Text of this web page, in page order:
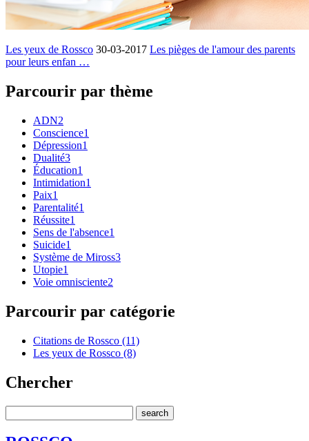
Les yeux de Rossco 30-03-2017 Les pièges de l'amour des parents
pour leurs enfan …
Parcourir par thème
ADN2
Conscience1
Dépression1
Dualité3
Éducation1
Intimidation1
Paix1
Parentalité1
Réussite1
Sens de l'absence1
Suicide1
Système de Miross3
Utopie1
Voie omnisciente2
Parcourir par catégorie
Citations de Rossco (11)
Les yeux de Rossco (8)
Chercher